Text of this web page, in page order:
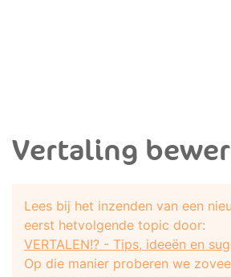
Vertaling
Lees bij het inzenden van een
eerst hetvolgende topic door:
VERTALEN!? - Tips, ideeën en
Op die manier proberen we